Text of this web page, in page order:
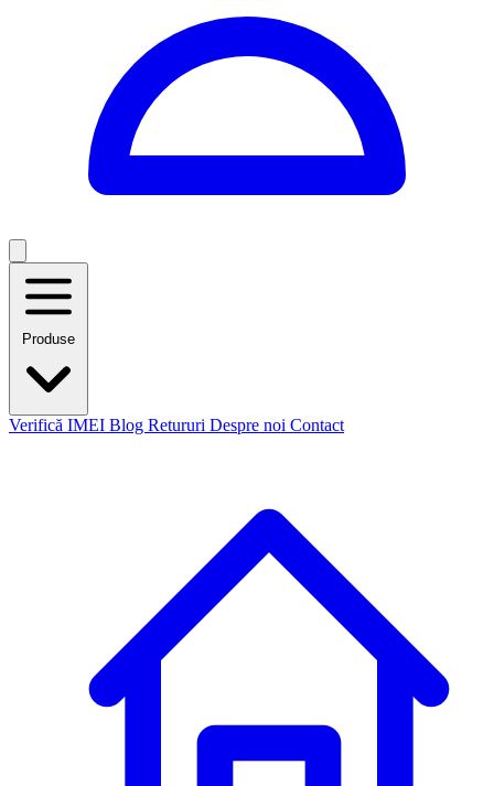
Produse
Verifică IMEI Blog Retururi Despre noi Contact